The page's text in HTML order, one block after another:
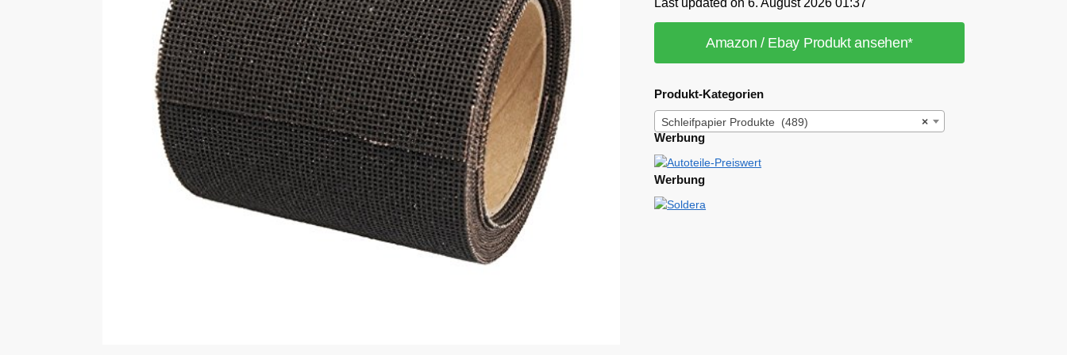
Amazon / Ebay Produkt ansehen*
Produkt-Kategorien
×
Schleifpapier Produkte (489)
Werbung
Werbung